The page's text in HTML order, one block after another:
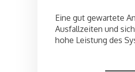
Eine gut gewartete
Ausfallzeiten und
hohe Leistung des